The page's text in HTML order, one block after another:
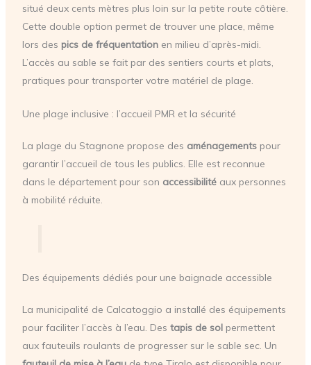
situé deux cents mètres plus loin sur la petite route côtière.
Cette double option permet de trouver une place, même
lors des pics de fréquentationen milieu d’après-midi.
L’accès au sable se fait par des sentiers courts et plats,
pratiques pour transporter votre matériel de plage.
Une plage inclusive : l’accueil PMR et la sécurité
La plage du Stagnone propose des aménagementspour
garantir l’accueil de tous les publics. Elle est reconnue
dans le département pour son accessibilitéaux personnes
à mobilité réduite.
Des équipements dédiés pour une baignade accessible
La municipalité de Calcatoggio a installé des équipements
pour faciliter l’accès à l’eau. Des tapis de solpermettent
aux fauteuils roulants de progresser sur le sable sec. Un